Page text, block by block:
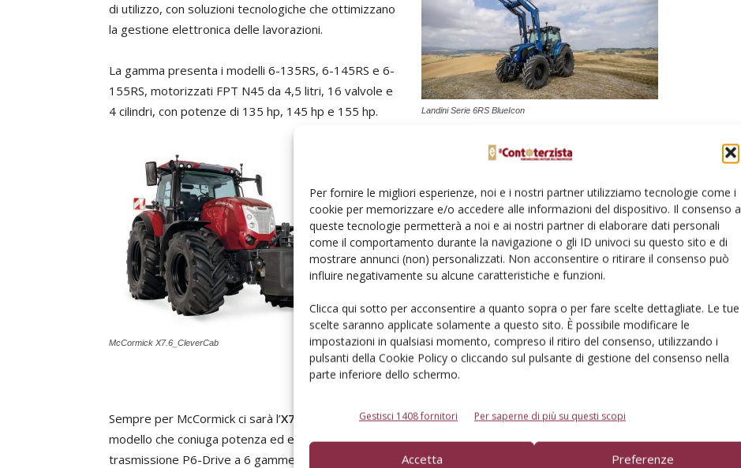
Per fornire le migliori esperienze, noi e i nostri partner utilizziamo tecnologie come i
cookie per memorizzare e/o accedere alle informazioni del dispositivo. Il consenso a
queste tecnologie permetterà a noi e ai nostri partner di elaborare dati personali
come il comportamento durante la navigazione o gli ID univoci su questo sito e di
mostrare annunci (non) personalizzati. Non acconsentire o ritirare il consenso può
influire negativamente su alcune caratteristiche e funzioni.
Clicca qui sotto per acconsentire a quanto sopra o per fare scelte dettagliate. Le tue
scelte saranno applicate solamente a questo sito. È possibile modificare le
impostazioni in qualsiasi momento, compreso il ritiro del consenso, utilizzando i
pulsanti della Cookie Policy o cliccando sul pulsante di gestione del consenso nella
parte inferiore dello schermo.
Gestisci 1408 fornitori Per saperne di più su questi scopi
Accetta Preferenze
Landini Serie 6RS BlueIcon
di utilizzo, con soluzioni tecnologiche che ottimizzano
la gestione elettronica delle lavorazioni.
La gamma presenta i modelli 6-135RS, 6-145RS e 6-
155RS, motorizzati FPT N45 da 4,5 litri, 16 valvole e
4 cilindri, con potenze di 135 hp, 145 hp e 155 hp.
McCormick X7.6_CleverCab
l’X7.6 Clever Cab DSM Plus , con la versione X7.624 da
240 hp finalista al “Tractor of the Year 2025” nella
categoria “MidPower”, simbolo della svolta digitale
del marchio grazie alla connettività avanzata, ai
display touch da 12” di ultima generazione e ai sistemi
Sempre per McCormick ci sarà l’X7.618 P6-Drive,
modello che coniuga potenza ed efficienza grazie alla
trasmissione P6-Drive a 6 gamme e 24 rapporti,